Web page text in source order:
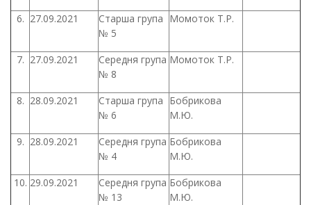
6. 27.09.2021
Старша група
№ 5
Момоток Т.Р.
7. 27.09.2021
Середня група
№ 8
Момоток Т.Р.
8. 28.09.2021
Старша група
№ 6
Бобрикова
М.Ю.
9. 28.09.2021
Середня група
№ 4
Бобрикова
М.Ю.
10. 29.09.2021
Середня група
№ 13
Бобрикова
М.Ю.